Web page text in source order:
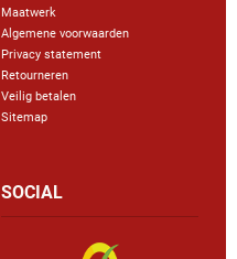
Maatwerk
Algemene voorwaarden
Privacy statement
Retourneren
Veilig betalen
Sitemap
SOCIAL